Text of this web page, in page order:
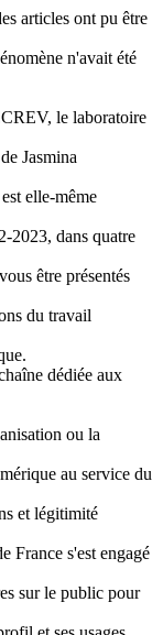
articles ont pu être
n'avait été
le laboratoire
Jasmina
elle-même
2023, dans quatre
être présentés
du travail
dédiée aux
ou la
au service du
et légitimité
France s'est engagé
sur le public pour